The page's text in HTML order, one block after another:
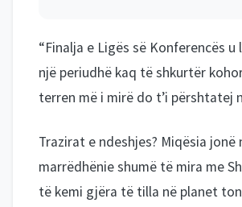
“Finalja e Ligës së Konferencës
një periudhë kaq të shkurtër
terren më i mirë do t’i përshtatej
Trazirat e ndeshjes? Miqësia
marrëdhënie shumë të mira me
të kemi gjëra të tilla në planet